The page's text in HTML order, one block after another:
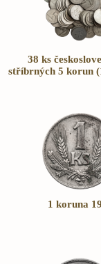
38 ks
stříbrných 5 korun
1 koruna